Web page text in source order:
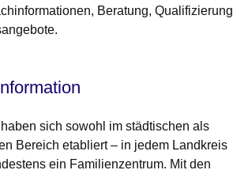
Beratung, Qualifizierung
sich sowohl im städtischen als
Bereich etabliert – in jedem Landkreis
ein Familienzentrum. Mit den